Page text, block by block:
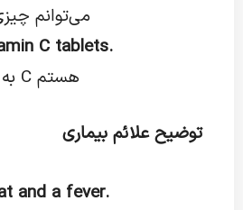
می‌توانم
C tablets.
به دنبال قرص ویتامین C هستم
توضیح علائم بیماری
and a fever.